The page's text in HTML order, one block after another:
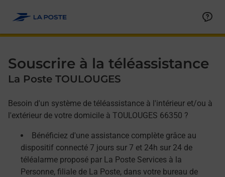
Souscrire à la téléassistance
La Poste TOULOUGES
Besoin d'un système de téléassistance à l'intérieur et/ou à
l'extérieur de votre domicile à TOULOUGES 66350 ?
Bénéficiez d'une assistance complète grâce au
dispositif connecté 7 jours sur 7 et 24h sur 24 de
téléalarme proposé par La Poste Services à la
Personne, filiale de La Poste, dans votre bureau de